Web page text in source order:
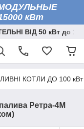
кВт
ВІД 50 кВт до
КОТЛИ ДО 100 кВт
Ретра-4М